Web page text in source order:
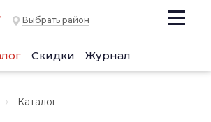
Выбрать район
Скидки Журнал
Каталог